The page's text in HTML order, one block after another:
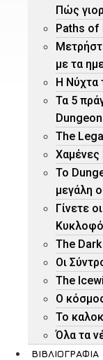
Πώς
Paths of
με τα
H Νύχτα
Τα 5
The
Χαμένες
Το
μεγάλη
Γίνετε
The
Οι
The
O
To
Όλα τα
ΒΙΒΛΙΟΓΡΑΦΊΑ